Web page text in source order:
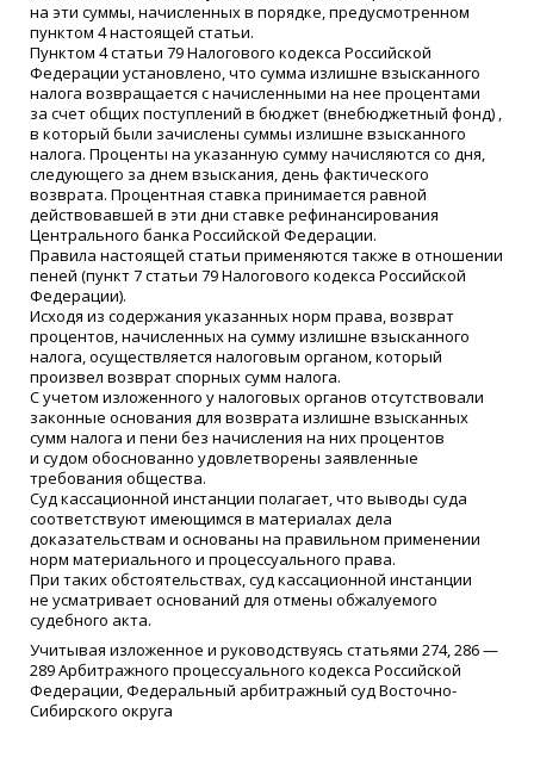
на эти суммы, начисленных в порядке, предусмотренном
пунктом 4 настоящей статьи.
Пунктом 4 статьи 79 Налогового кодекса Российской
Федерации установлено, что сумма излишне взысканного
налога возвращается с начисленными на нее процентами
за счет общих поступлений в бюджет(внебюджетный фонд) ,
в который были зачислены суммы излишне взысканного
налога. Проценты на указанную сумму начисляются со дня,
следующего за днем взыскания, день фактического
возврата. Процентная ставка принимается равной
действовавшей в эти дни ставке рефинансирования
Центрального банка Российской Федерации.
Правила настоящей статьи применяются также в отношении
пеней (пункт 7 статьи 79 Налогового кодекса Российской
Федерации).
Исходя из содержания указанных норм права, возврат
процентов, начисленных на сумму излишне взысканного
налога, осуществляется налоговым органом, который
произвел возврат спорных сумм налога.
С учетом изложенного у налоговых органов отсутствовали
законные основания для возврата излишне взысканных
сумм налога и пени без начисления на них процентов
и судом обоснованно удовлетворены заявленные
требования общества.
Суд кассационной инстанции полагает, что выводы суда
соответствуют имеющимся в материалах дела
доказательствам и основаны на правильном применении
норм материального и процессуального права.
При таких обстоятельствах, суд кассационной инстанции
не усматривает оснований для отмены обжалуемого
судебного акта.
Учитывая изложенное и руководствуясь статьями 274, 286 —
289 Арбитражного процессуального кодекса Российской
Федерации, Федеральный арбитражный суд Восточно-
Сибирского округа